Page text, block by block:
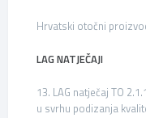
Hrvatski otočni
LAG NATJEČAJI
13. LAG natječaj TO
u svrhu podizanja